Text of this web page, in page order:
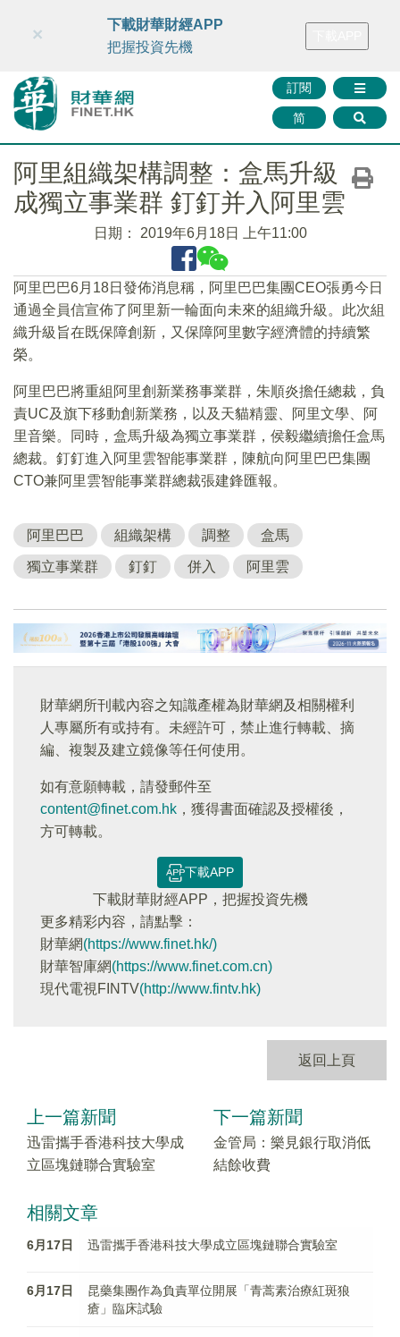
財華智庫網 FINTV FINMETA 財華證券 媒體矩陣
訂閱
简
×
下載財華財經APP
把握投資先機
阿里組織架構調整：盒馬升級
成獨立事業群 釘釘并入阿里雲
日期： 2019年6月18日 上午11:00
阿里巴巴6月18日發佈消息稱，阿里巴巴集團CEO張勇今日
通過全員信宣佈了阿里新一輪面向未來的組織升級。此次組
織升級旨在既保障創新，又保障阿里數字經濟體的持續繁
榮。
阿里巴巴將重組阿里創新業務事業群，朱順炎擔任總裁，負
責UC及旗下移動創新業務，以及天貓精靈、阿里文學、阿
里音樂。同時，盒馬升級為獨立事業群，侯毅繼續擔任盒馬
總裁。釘釘進入阿里雲智能事業群，陳航向阿里巴巴集團
CTO兼阿里雲智能事業群總裁張建鋒匯報。
阿里巴巴 組織架構 調整 盒馬
獨立事業群 釘釘 併入 阿里雲
財華網所刊載內容之知識產權為財華網及相關權利
人專屬所有或持有。未經許可，禁止進行轉載、摘
編、複製及建立鏡像等任何使用。
如有意願轉載，請發郵件至
content@finet.com.hk ，獲得書面確認及授權後，
方可轉載。
下載APP
下載財華財經APP，把握投資先機
更多精彩内容，請點擊：
財華網(https://www.finet.hk/)
財華智庫網(https://www.finet.com.cn)
現代電視FINTV(http://www.fintv.hk)
返回上頁
上一篇新聞
迅雷攜手香港科技大學成
立區塊鏈聯合實驗室
下一篇新聞
金管局：樂見銀行取消低
結餘收費
相關文章
6月17日 迅雷攜手香港科技大學成立區塊鏈聯合實驗室
6月17日
昆藥集團作為負責單位開展「青蒿素治療紅斑狼
瘡」臨床試驗